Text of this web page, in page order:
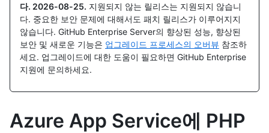
다. 2026-08-25. 지원되지 않는 릴리스는 지원되지 않습니
다. 중요한 보안 문제에 대해서도 패치 릴리스가 이루어지지
않습니다. GitHub Enterprise Server의 향상된 성능, 향상된
보안 및 새로운 기능은 업그레이드 프로세스의 오버뷰 참조하
세요. 업그레이드에 대한 도움이 필요하면 GitHub Enterprise
지원에 문의하세요.
Azure App Service에 PHP